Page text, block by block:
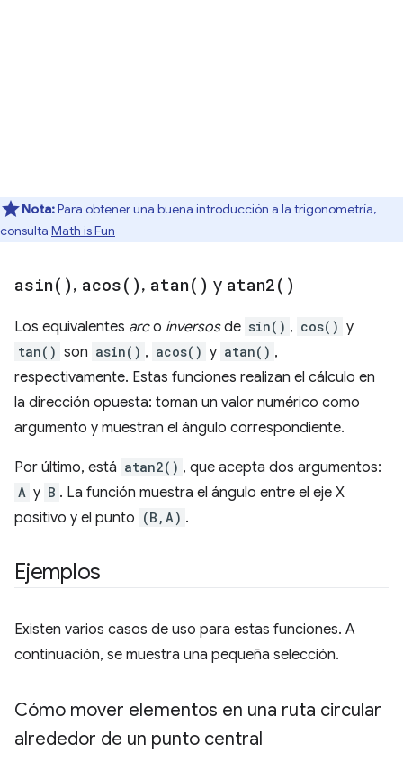
Nota:Para obtener una buena introducción a la trigonometría,
consulta Math is Fun
asin( ), acos( ), atan( ) y atan2( )
Los equivalentes arco inversosde sin() , cos() y
tan() son asin() , acos() y atan() ,
respectivamente. Estas funciones realizan el cálculo en
la dirección opuesta: toman un valor numérico como
argumento y muestran el ángulo correspondiente.
Por último, está atan2() , que acepta dos argumentos:
A y B . La función muestra el ángulo entre el eje X
positivo y el punto (B,A) .
Ejemplos
Existen varios casos de uso para estas funciones. A
continuación, se muestra una pequeña selección.
Cómo mover elementos en una ruta circular
alrededor de un punto central